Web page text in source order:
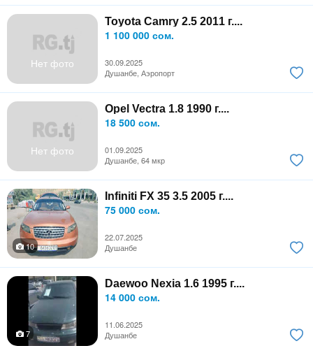
Нет фото
Toyota Camry 2.5 2011 г....
1 100 000 сом.
30.09.2025
Душанбе, Аэропорт
Нет фото
Opel Vectra 1.8 1990 г....
18 500 сом.
01.09.2025
Душанбе, 64 мкр
Infiniti FX 35 3.5 2005 г....
75 000 сом.
22.07.2025
10
Душанбе
Daewoo Nexia 1.6 1995 г....
14 000 сом.
11.06.2025
7
Душанбе